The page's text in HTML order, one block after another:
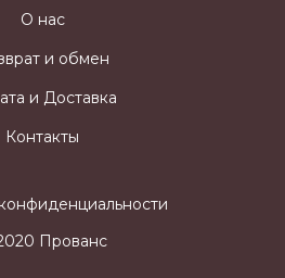
Прованс
О нас
и обмен
и Доставка
Контакты